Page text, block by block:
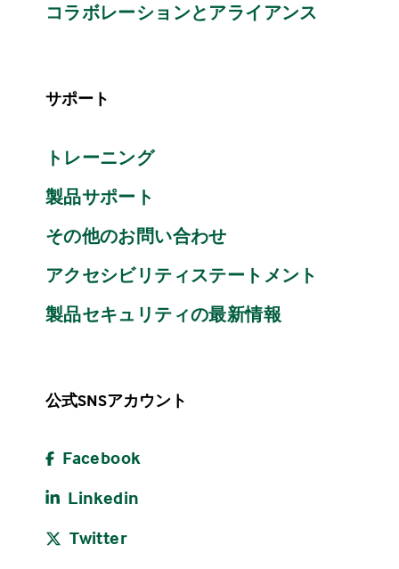
コラボレーションとアライアンス
サポート
トレーニング
製品サポート
その他のお問い合わせ
アクセシビリティステートメント
製品セキュリティの最新情報
公式SNSアカウント
Facebook
Linkedin
Twitter